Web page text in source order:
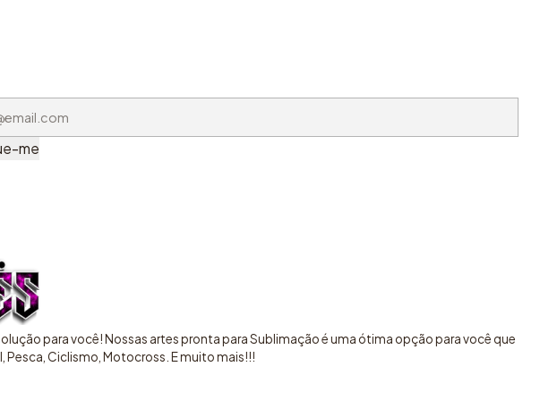
me
para você! Nossas artes pronta para Sublimação é uma ótima opção para você que
Ciclismo, Motocross. E muito mais!!!